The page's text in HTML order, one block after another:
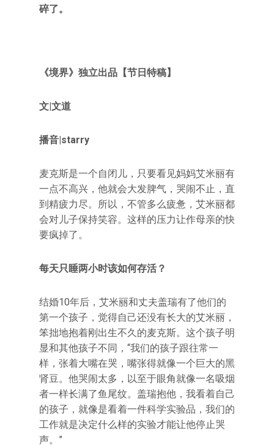
碎了。
《境界》独立出品【节日特稿】
文|文道
播音|starry
麦克斯是一个自闭儿，只要看见妈妈艾米丽有
一点不高兴，他就会大发脾气，哭闹不止，直
到精疲力尽。所以，不管多么疲惫，艾米丽都
会对儿子保持笑容。这样的压力让作母亲的快
要疯掉了。
每天只睡两小时该如何存活？
结婚10年后，艾米丽和丈夫盖瑞有了他们的
第一个孩子，觉得自己还没有长大的艾米丽，
笨拙地抱着刚出生不久的麦克斯。这个孩子明
显和其他孩子不同，“我们的孩子跟往常一
样，张着大嘴在哭，嘴张得就像一个巨大的黑
肾豆。他哭闹太多，以至于眼角就像一名吸烟
者一样长满了鱼尾纹。盖瑞抱他，我看着自己
的孩子，就像是看着一件科学实验品，我们的
工作就是决定什么样的实验才能让他停止哭
声。”